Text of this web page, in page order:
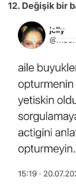
12. Değişik bir